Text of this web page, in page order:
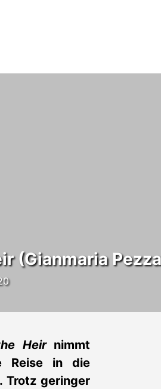
(Gianmaria
Heirnimmt
Reise in die
Trotz geringer